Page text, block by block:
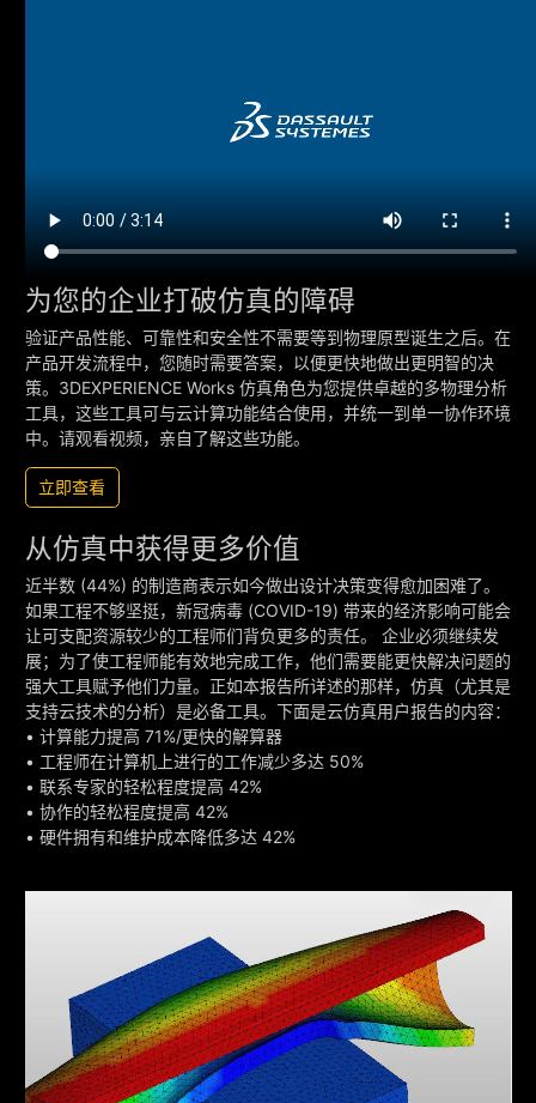
为您的企业打破仿真的障碍
验证产品性能、可靠性和安全性不需要等到物理原型诞生之后。在
产品开发流程中，您随时需要答案，以便更快地做出更明智的决
策。3DEXPERIENCE Works 仿真角色为您提供卓越的多物理分析
工具，这些工具可与云计算功能结合使用，并统一到单一协作环境
中。请观看视频，亲自了解这些功能。
立即查看
从仿真中获得更多价值
近半数 (44%) 的制造商表示如今做出设计决策变得愈加困难了。
如果工程不够坚挺，新冠病毒 (COVID-19) 带来的经济影响可能会
让可支配资源较少的工程师们背负更多的责任。 企业必须继续发
展；为了使工程师能有效地完成工作，他们需要能更快解决问题的
强大工具赋予他们力量。正如本报告所详述的那样，仿真（尤其是
支持云技术的分析）是必备工具。下面是云仿真用户报告的内容：
• 计算能力提高 71%/更快的解算器
• 工程师在计算机上进行的工作减少多达 50%
• 联系专家的轻松程度提高 42%
• 协作的轻松程度提高 42%
• 硬件拥有和维护成本降低多达 42%